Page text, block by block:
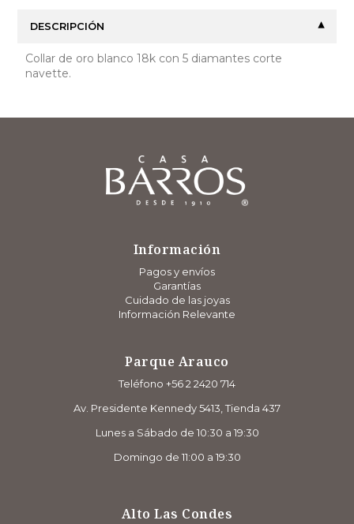
DESCRIPCIÓN
Collar de oro blanco 18k con 5 diamantes corte
navette.
Información
Pagos y envíos
Garantías
Cuidado de las joyas
Información Relevante
Parque Arauco
Teléfono +56 2 2420 714
Av. Presidente Kennedy 5413, Tienda 437
Lunes a Sábado de 10:30 a 19:30
Domingo de 11:00 a 19:30
Alto Las Condes